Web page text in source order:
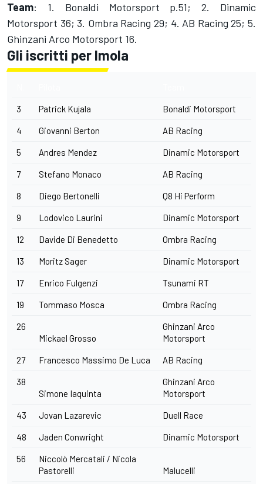
Team: 1. Bonaldi Motorsport p.51; 2. Dinamic
Motorsport 36; 3. Ombra Racing 29; 4. AB Racing 25; 5.
Ghinzani Arco Motorsport 16.
Gli iscritti per Imola
3 Patrick Kujala Bonaldi Motorsport
4 Giovanni Berton AB Racing
5 Andres Mendez Dinamic Motorsport
7 Stefano Monaco AB Racing
8 Diego Bertonelli Q8 Hi Perform
9 Lodovico Laurini Dinamic Motorsport
12 Davide Di Benedetto Ombra Racing
13 Moritz Sager Dinamic Motorsport
17 Enrico Fulgenzi Tsunami RT
19 Tommaso Mosca Ombra Racing
26
Mickael Grosso
Ghinzani Arco
Motorsport
27 Francesco Massimo De Luca AB Racing
38
Simone Iaquinta
Ghinzani Arco
Motorsport
43 Jovan Lazarevic Duell Race
48 Jaden Conwright Dinamic Motorsport
56
Niccolò Mercatali / Nicola
Pastorelli
Malucelli